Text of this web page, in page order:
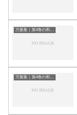
万葉集｜第4巻の和歌一覧
万葉集｜第4巻の和歌一覧